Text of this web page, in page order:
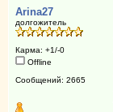
Arina27
долгожитель
Карма: +1/-0
Offline
Сообщений: 2665